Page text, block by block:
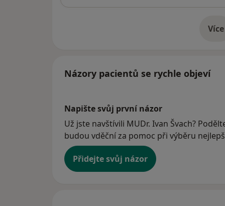
Více
o
Názory pacientů se rychle objeví
Napište svůj první názor
Už jste navštívili MUDr. Ivan Švach?
budou vděční za pomoc při výběru
Přidejte svůj názor